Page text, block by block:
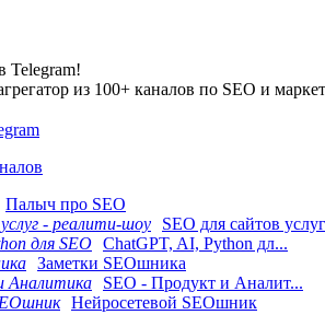
Telegram!
из 100+ каналов по SEO и
Палыч про SEO
SEO для сайтов
ChatGPT, AI, Python дл...
Заметки SEOшника
SEO - Продукт и Аналит...
Нейросетевой SEOшник